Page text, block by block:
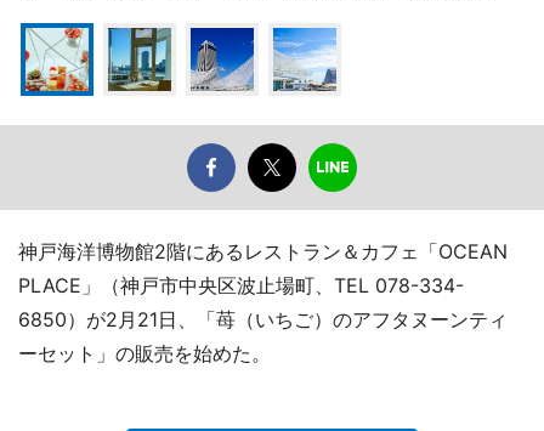
神戸海洋博物館2階にあるレストラン＆カフェ「OCEAN
PLACE」（神戸市中央区波止場町、TEL 078-334-
6850）が2月21日、「苺（いちご）のアフタヌーンティ
ーセット」の販売を始めた。